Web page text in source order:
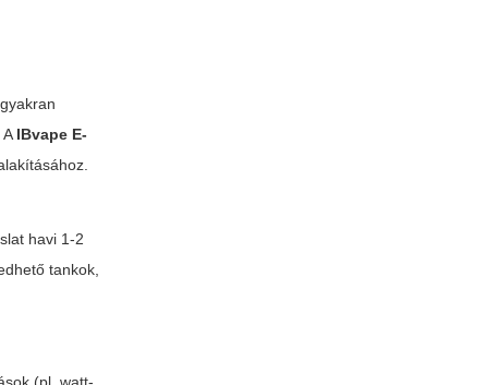
A IBvape E-
havi 1-2
tankok,